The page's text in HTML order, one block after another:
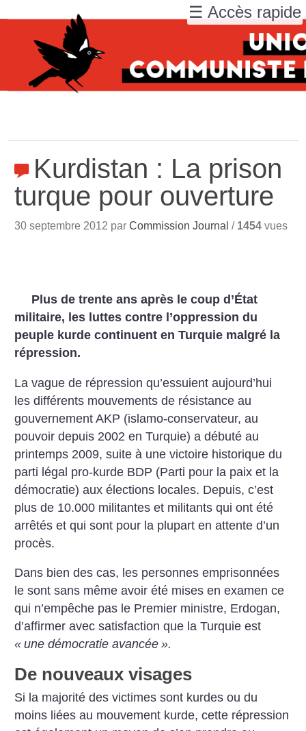
Kurdistan : La prison
turque pour ouverture
30 septembre 2012 parCommission Journal / 1454 vues
Plus de trente ans après le coup d’État
militaire, les luttes contre l’oppression du
peuple kurde continuent en Turquie malgré la
répression.
La vague de répression qu’essuient aujourd’hui
les différents mouvements de résistance au
gouvernement AKP (islamo-conservateur, au
pouvoir depuis 2002 en Turquie) a débuté au
printemps 2009, suite à une victoire historique du
parti légal pro-kurde BDP (Parti pour la paix et la
démocratie) aux élections locales. Depuis, c’est
plus de 10.000 militantes et militants qui ont été
arrêtés et qui sont pour la plupart en attente d’un
procès.
Dans bien des cas, les personnes emprisonnées
le sont sans même avoir été mises en examen ce
qui n’empêche pas le Premier ministre, Erdogan,
d’affirmer avec satisfaction que la Turquie est
« une démocratie avancée ».
De nouveaux visages
Si la majorité des victimes sont kurdes ou du
moins liées au mouvement kurde, cette répression
☰ Accès rapide